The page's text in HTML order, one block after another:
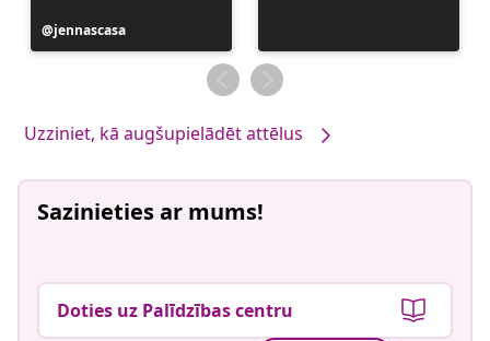
Ierakstu
publicējis
jennascasa
Uzziniet, kā augšupielādēt attēlus
Sazinieties ar mums!
Doties uz Palīdzības centru